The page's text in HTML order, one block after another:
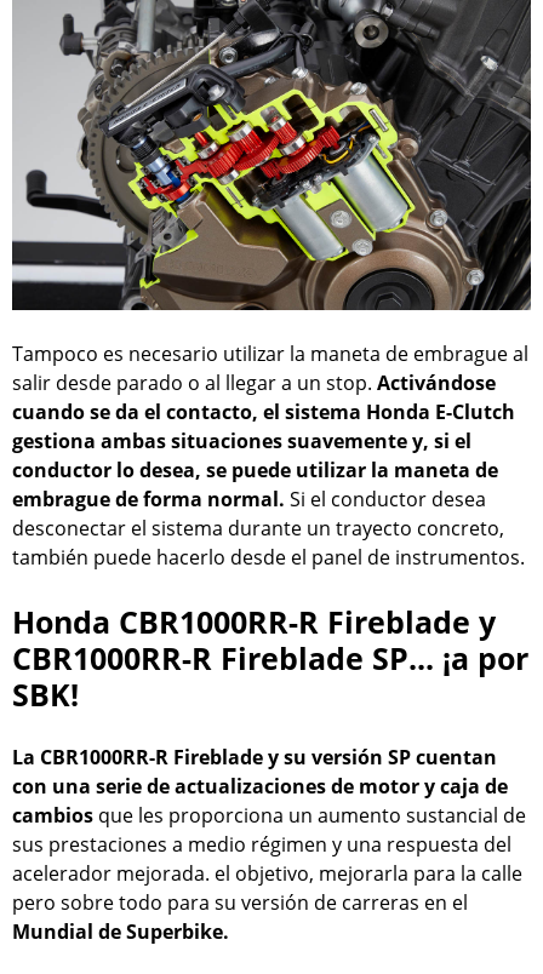
Tampoco es necesario utilizar la maneta de embrague al
salir desde parado o al llegar a un stop. Activándose
cuando se da el contacto, el sistema Honda E-Clutch
gestiona ambas situaciones suavemente y, si el
conductor lo desea, se puede utilizar la maneta de
embrague de forma normal. Si el conductor desea
desconectar el sistema durante un trayecto concreto,
también puede hacerlo desde el panel de instrumentos.
Honda CBR1000RR-R Fireblade y
CBR1000RR-R Fireblade SP... ¡a por
SBK!
La CBR1000RR-R Fireblade y su versión SP cuentan
con una serie de actualizaciones de motor y caja de
cambios que les proporciona un aumento sustancial de
sus prestaciones a medio régimen y una respuesta del
acelerador mejorada. el objetivo, mejorarla para la calle
pero sobre todo para su versión de carreras en el
Mundial de Superbike.